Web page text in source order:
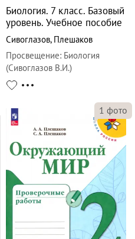
Биология. 7 класс. Базовый
уровень. Учебное пособие
Сивоглазов, Плешаков
Просвещение: Биология
(Сивоглазов В.И.)
1 фото